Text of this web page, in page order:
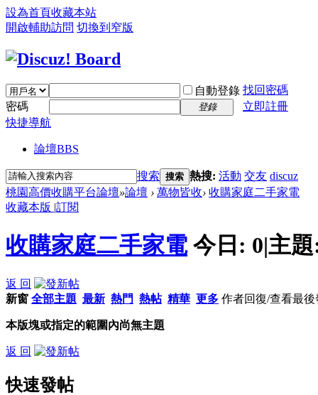
設為首頁收藏本站
開啟輔助訪問 切換到窄版
自動登錄 找回密碼
密碼
登錄
立即註冊
快捷導航
論壇BBS
搜索 搜索 熱搜: 活動 交友 discuz
桃園高價收購平台論壇»論壇 › 萬物皆收› 收購家庭二手家電
收藏本版 |訂閱
收購家庭二手家電 今日: 0|主
返 回
新窗 全部主題 最新 熱門 熱帖 精華 更多 作者回復/查看最後
本版塊或指定的範圍內尚無主題
返 回
快速發帖